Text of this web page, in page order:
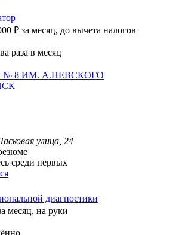
₽ за месяц, до вычета налогов
раза в месяц
№ 8 ИМ. А.НЕВСКОГО
улица, 24
среди первых
диагностики
месяц, на руки